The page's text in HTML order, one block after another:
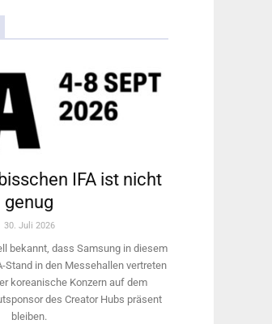
IFA ist nicht
genug
30. Juli 2026
bekannt, dass Samsung in diesem
Stand in den Messehallen vertreten
koreanische Konzern auf dem
des Creator Hubs präsent
bleiben.